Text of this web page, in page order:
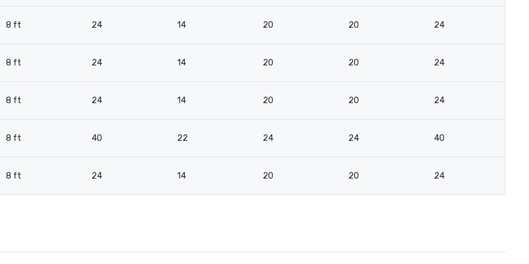
8 ft 24 14 20 20 24
8 ft 24 14 20 20 24
8 ft 24 14 20 20 24
8 ft 40 22 24 24 40
8 ft 24 14 20 20 24